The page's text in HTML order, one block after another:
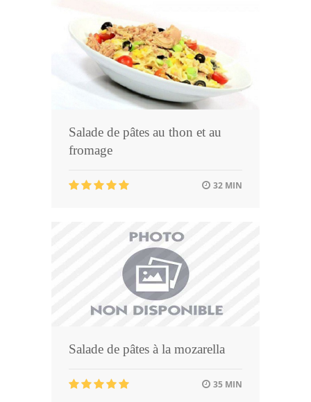
Salade de pâtes au thon et au
fromage
32 MIN
Salade de pâtes à la mozarella
35 MIN